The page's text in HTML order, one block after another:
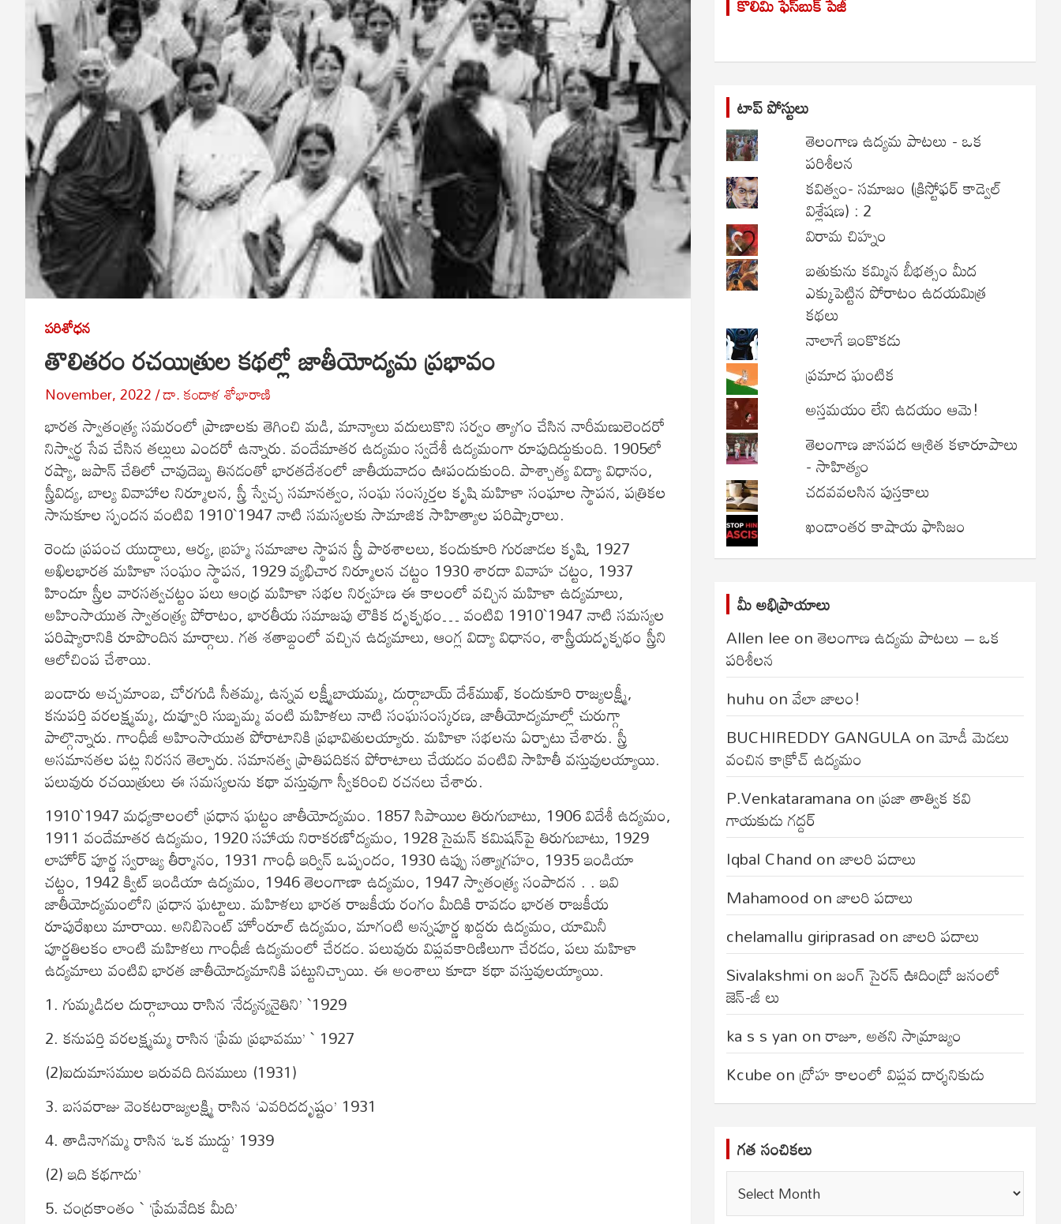
ప‌రిశోధ‌న‌
తొలితరం రచయిత్రుల కథల్లో జాతీయోద్యమ ప్రభావం
November, 2022 డా. కందాళ శోభారాణి
భారత స్వాతంత్య్ర సమరంలో ప్రాణాలకు తెగించి మడి, మాన్యాలు వదులుకొని సర్వం త్యాగం చేసిన నారీమణులెందరో
నిస్వార్థ సేవ చేసిన తల్లులు ఎందరో ఉన్నారు. వందేమాతర ఉద్యమం స్వదేశీ ఉద్యమంగా రూపుదిద్దుకుంది. 1905లో
రష్యా, జపాన్‌ చేతిలో చావుదెబ్బ తినడంతో భారతదేశంలో జాతీయవాదం ఊపందుకుంది. పాశ్చాత్య విద్యా విధానం,
స్త్రీవిద్య, బాల్య వివాహాల నిర్మూలన, స్త్రీ స్వేచ్ఛ సమానత్వం, సంఘ సంస్కర్తల కృషి మహిళా సంఘాల స్థాపన, పత్రికల
సానుకూల స్పందన వంటివి 1910`1947 నాటి సమస్యలకు సామాజిక సాహిత్యాల పరిష్కారాలు.
రెండు ప్రపంచ యుద్ధాలు, ఆర్య, బ్రహ్మ సమాజాల స్థాపన స్త్రీ పాఠశాలలు, కందుకూరి గురజాడల కృషి, 1927
అఖిలభారత మహిళా సంఘం స్థాపన, 1929 వ్యభిచార నిర్మూలన చట్టం 1930 శారదా వివాహ చట్టం, 1937
హిందూ స్త్రీల వారసత్వచట్టం పలు ఆంధ్ర మహిళా సభల నిర్వహణ ఈ కాలంలో వచ్చిన మహిళా ఉద్యమాలు,
అహింసాయుత స్వాతంత్య్ర పోరాటం, భారతీయ సమాజపు లౌకిక దృక్పథం… వంటివి 1910`1947 నాటి సమస్యల
పరిష్యారానికి రూపొందిన మార్గాలు. గత శతాబ్దంలో వచ్చిన ఉద్యమాలు, ఆంగ్ల విద్యా విధానం, శాస్త్రీయదృక్పథం స్త్రీని
ఆలోచింప చేశాయి.
బండారు అచ్చమాంబ, చోరగుడి సీతమ్మ, ఉన్నవ లక్ష్మీబాయమ్మ, దుర్గాబాయ్‌ దేశ్‌ముఖ్‌, కందుకూరి రాజ్యలక్ష్మీ,
కనుపర్తి వరలక్ష్మమ్మ, దువ్వూరి సుబ్బమ్మ వంటి మహిళలు నాటి సంఘసంస్కరణ, జాతీయోద్యమాల్లో చురుగ్గా
పాల్గొన్నారు. గాంధీజీ అహింసాయుత పోరాటానికి ప్రభావితులయ్యారు. మహిళా సభలను ఏర్పాటు చేశారు. స్త్రీ
అసమానతల పట్ల నిరసన తెల్పారు. సమానత్వ ప్రాతిపదికన పోరాటాలు చేయడం వంటివి సాహితీ వస్తువులయ్యాయి.
పలువురు రచయిత్రులు ఈ సమస్యలను కథా వస్తువుగా స్వీకరించి రచనలు చేశారు.
1910`1947 మధ్యకాలంలో ప్రధాన ఘట్టం జాతీయోద్యమం. 1857 సిపాయిల తిరుగుబాటు, 1906 విదేశీ ఉద్యమం,
1911 వందేమాతర ఉద్యమం, 1920 సహాయ నిరాకరణోద్యమం, 1928 సైమన్‌ కమిషన్‌పై తిరుగుబాటు, 1929
లాహోర్‌ పూర్ణ స్వరాజ్య తీర్మానం, 1931 గాంధీ ఇర్విన్‌ ఒప్పందం, 1930 ఉప్పు సత్యాగ్రహం, 1935 ఇండియా
చట్టం, 1942 క్విట్‌ ఇండియా ఉద్యమం, 1946 తెలంగాణా ఉద్యమం, 1947 స్వాతంత్య్ర సంపాదన . . ఇవి
జాతీయోద్యమంలోని ప్రధాన ఘట్టాలు. మహిళలు భారత రాజకీయ రంగం మీదికి రావడం భారత రాజకీయ
రూపురేఖలు మారాయి. అనిబిసెంట్‌ హోంరూల్‌ ఉద్యమం, మాగంటి అన్నపూర్ణ ఖద్దరు ఉద్యమం, యామినీ
పూర్ణతిలకం లాంటి మహిళలు గాంధీజీ ఉద్యమంలో చేరడం. పలువురు విప్లవకారిణిలుగా చేరడం, పలు మహిళా
ఉద్యమాలు వంటివి భారత జాతీయోద్యమానికి పట్టునిచ్చాయి. ఈ అంశాలు కూడా కథా వస్తువులయ్యాయి.
1. గుమ్మడిదల దుర్గాబాయి రాసిన ‘నేద్యన్యనైతిని’ `1929
2. కనుపర్తి వరలక్ష్మమ్మ రాసిన ‘ప్రేమ ప్రభావము’ ` 1927
(2)ఐదుమాసముల ఇరువది దినములు (1931)
3. బసవరాజు వెంకటరాజ్యలక్ష్మి రాసిన ‘ఎవరిదదృష్టం’ 1931
4. తాడినాగమ్మ రాసిన ‘ఒక ముద్దు’ 1939
(2) ఇది కథగాదు’
5. చంద్రకాంతం ` ‘ప్రేమవేదిక మీది’
c
టాప్ పోస్టులు
తెలంగాణ ఉద్యమ పాటలు - ఒక
పరిశీలన
కవిత్వం- సమాజం (క్రిస్టోఫర్ కాడ్వెల్
విశ్లేషణ) : 2
విరామ చిహ్నం
బతుకును కమ్మిన బీభత్సం మీద
ఎక్కుపెట్టిన పోరాటం ఉదయమిత్ర
కథలు
నాలాగే ఇంకొకడు
ప్రమాద ఘంటిక
అస్తమయం లేని ఉదయం ఆమె!
తెలంగాణ జానపద ఆశ్రిత కళారూపాలు
- సాహిత్యం
చదవవలసిన పుస్తకాలు
ఖండాంతర కాషాయ ఫాసిజం
మీ అభిప్రాయాలు
Allen leeonతెలంగాణ ఉద్యమ పాటలు – ఒక
పరిశీలన
huhu onవేలా జాలం!
BUCHIREDDY GANGULA onమోడీ మెడలు
వంచిన కాక్రోచ్ ఉద్యమం
P.Venkataramana onప్రజా తాత్విక కవి
గాయకుడు గద్దర్
Iqbal Chand onజాలరి పదాలు
Mahamood onజాలరి పదాలు
chelamallu giriprasad onజాలరి పదాలు
Sivalakshmi onజంగ్‌ సైరన్‌ ఊదిండ్రో జనంలో
జెన్-జీ లు
ka s s yan onరాజూ, అతని సామ్రాజ్యం
Kcubeonద్రోహ కాలంలో విప్లవ దార్శనికుడు
గత సంచికలు
గత
సంచికలు